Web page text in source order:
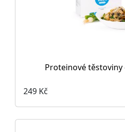
Proteinové těstoviny
249 Kč